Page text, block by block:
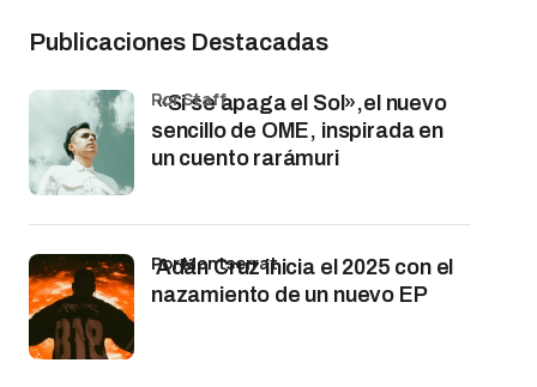
Publicaciones Destacadas
«Si se apaga el Sol»,el nuevo
sencillo de OME, inspirada en
un cuento rarámuri
por Staff
Adán Cruz inicia el 2025 con el
nazamiento de un nuevo EP
por Montserrat